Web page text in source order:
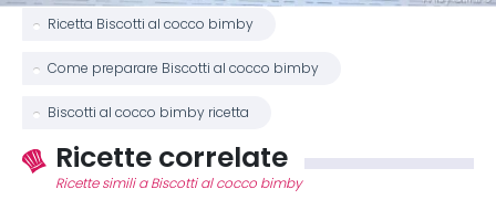
Ricetta Biscotti al cocco bimby
Come preparare Biscotti al cocco bimby
Biscotti al cocco bimby ricetta
Ricette correlate
Ricette simili a Biscotti al cocco bimby